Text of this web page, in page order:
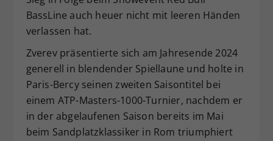
BassLine auch heuer nicht mit leeren Händen
verlassen hat.
Zverev präsentierte sich am Jahresende 2024
generell in blendender Spiellaune und holte in
Paris-Bercy seinen zweiten Saisontitel bei
einem ATP-Masters-1000-Turnier, nachdem er
in der abgelaufenen Saison bereits im Mai
beim Sandplatzklassiker in Rom triumphiert